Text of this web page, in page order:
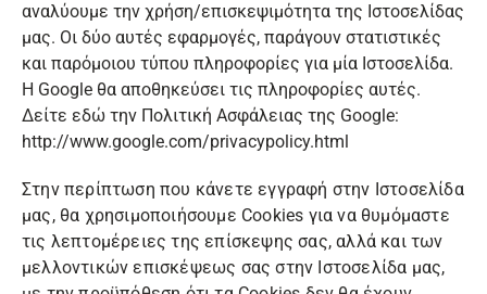
αναλύουμε την χρήση/επισκεψιμότητα της Ιστοσελίδας
μας. Οι δύο αυτές εφαρμογές, παράγουν στατιστικές
και παρόμοιου τύπου πληροφορίες για μία Ιστοσελίδα.
Η Google θα αποθηκεύσει τις πληροφορίες αυτές.
Δείτε εδώ την Πολιτική Ασφάλειας της Google:
http://www.google.com/privacypolicy.html
Στην περίπτωση που κάνετε εγγραφή στην Ιστοσελίδα
μας, θα χρησιμοποιήσουμε Cookies για να θυμόμαστε
τις λεπτομέρειες της επίσκεψης σας, αλλά και των
μελλοντικών επισκέψεως σας στην Ιστοσελίδα μας,